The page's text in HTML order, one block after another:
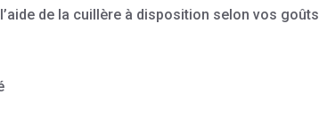
de la cuillère à disposition selon vos goûts